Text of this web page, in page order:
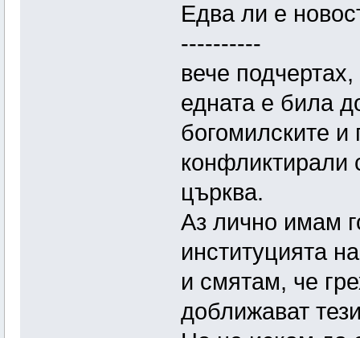
Едва ли е
----------
вече
едната е била
богомилските и
конфликтирали
църква.
Аз лично имам
институцията
и смятам, че
доближават